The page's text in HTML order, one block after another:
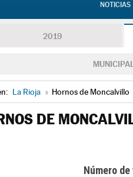
NOTICIAS
2019
La Rioja » Hornos de Moncalvillo
DE
Número